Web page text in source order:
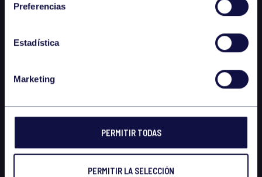
Preferencias
Estadística
Marketing
PERMITIR TODAS
PERMITIR LA SELECCIÓN